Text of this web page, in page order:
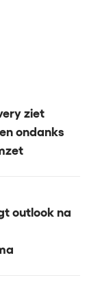
ziet
ondanks
outlook na